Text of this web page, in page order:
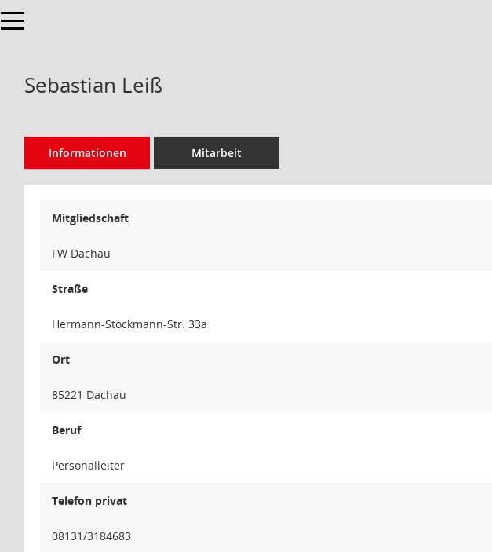
Toggle navigation
Sebastian Leiß
Informationen Mitarbeit
Mitgliedschaft
FW Dachau
Straße
Hermann-Stockmann-Str. 33a
Ort
85221 Dachau
Beruf
Personalleiter
Telefon privat
08131/3184683